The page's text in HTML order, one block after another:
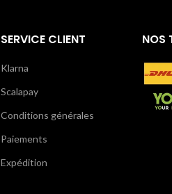
SERVICE CLIENT
Klarna
Scalapay
Conditions générales
Paiements
Expédition
NOS